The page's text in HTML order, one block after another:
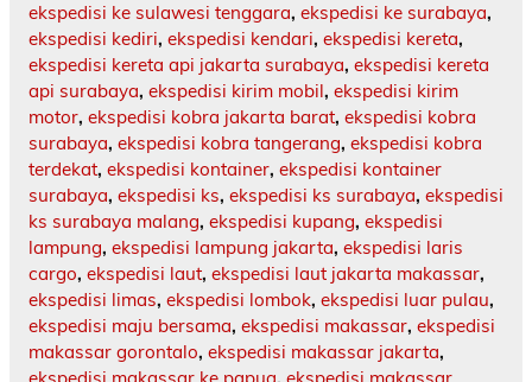
ekspedisi ke sulawesi tenggara, ekspedisi ke surabaya,
ekspedisi kediri, ekspedisi kendari, ekspedisi kereta,
ekspedisi kereta api jakarta surabaya, ekspedisi kereta
api surabaya, ekspedisi kirim mobil, ekspedisi kirim
motor, ekspedisi kobra jakarta barat, ekspedisi kobra
surabaya, ekspedisi kobra tangerang, ekspedisi kobra
terdekat, ekspedisi kontainer, ekspedisi kontainer
surabaya, ekspedisi ks, ekspedisi ks surabaya, ekspedisi
ks surabaya malang, ekspedisi kupang, ekspedisi
lampung, ekspedisi lampung jakarta, ekspedisi laris
cargo, ekspedisi laut, ekspedisi laut jakarta makassar,
ekspedisi limas, ekspedisi lombok, ekspedisi luar pulau,
ekspedisi maju bersama, ekspedisi makassar, ekspedisi
makassar gorontalo, ekspedisi makassar jakarta,